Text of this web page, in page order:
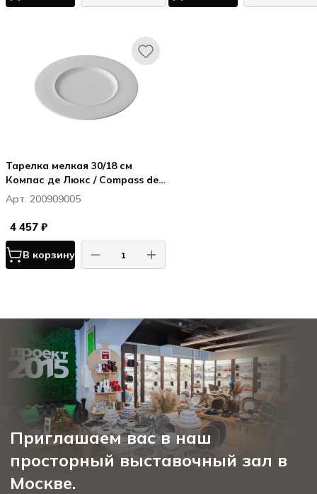
Тарелка мелкая 30/18 см
Компас де Люкс / Compass de
Luxe
Арт. 200909005
4 457 ₽
В корзину
Приглашаем вас в наш
просторный выставочный зал в
Москве.